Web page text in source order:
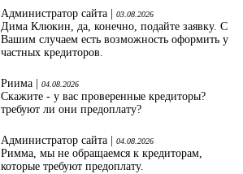
Администратор сайта |
03.08.2026
Дима Клюкин, да, конечно, подайте заявку. С
Вашим случаем есть возможность оформить у
частных кредиторов.
Риима | 04.08.2026
Скажите - у вас проверенные кредиторы?
требуют ли они предоплату?
Администратор сайта | 04.08.2026
Римма, мы не обращаемся к кредиторам,
которые требуют предоплату.